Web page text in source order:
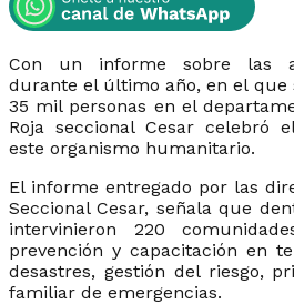
Con un informe sobre las
durante el último año, en el que
35 mil personas en el
Roja seccional Cesar celebró
este organismo humanitario.
El informe entregado por las
Seccional Cesar, señala que
intervinieron 220
prevención y capacitación en
desastres, gestión del riesgo,
familiar de emergencias.